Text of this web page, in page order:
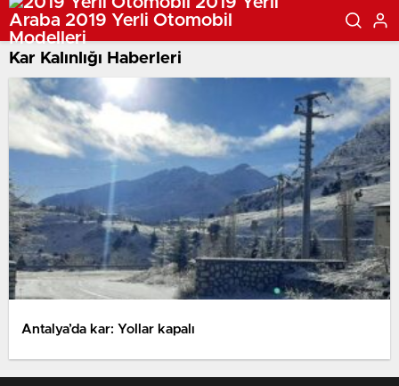
Kar Kalınlığı Haberleri
Antalya’da kar: Yollar kapalı